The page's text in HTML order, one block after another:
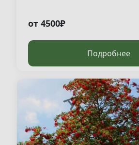
от 4500₽
Подробнее